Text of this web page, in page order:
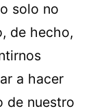
solo no
de hecho,
a hacer
de nuestro